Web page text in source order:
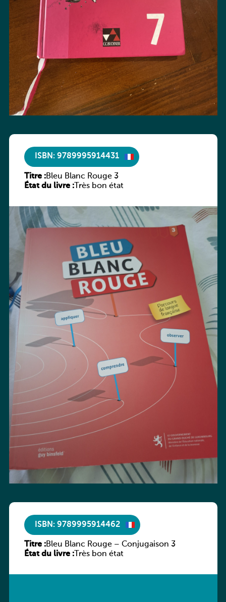
ISBN: 9789995914431
Titre :Bleu Blanc Rouge 3
État du livre :Très bon état
ISBN: 9789995914462
Titre :Bleu Blanc Rouge – Conjugaison 3
État du livre :Très bon état